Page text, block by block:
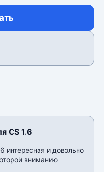
CS 1.6
интересная и довольно
вниманию